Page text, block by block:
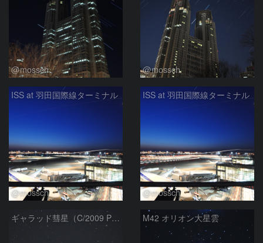
@mossch @mossch
ISS at 羽田国際線ターミナル
@mossch
ISS at 羽田国際線ターミナル
@mossch
ギャラッド彗星（C/2009 P1） M42 オリオン大星雲